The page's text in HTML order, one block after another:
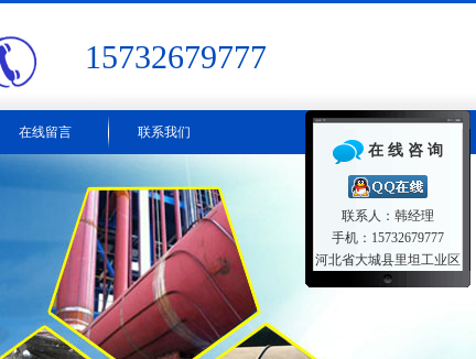
15732679777
在线留言 联系我们
在 线 咨 询
联系人：韩经理
手机：15732679777
河北省大城县里坦工业区